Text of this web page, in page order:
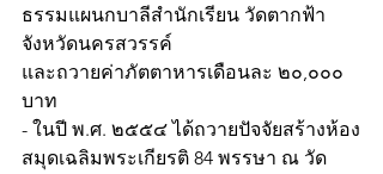
ธรรมแผนกบาลีสำนักเรียน วัดตากฟ้า
จังหวัดนครสวรรค์
และถวายค่าภัตตาหารเดือนละ ๒๐,๐๐๐
บาท
- ในปี พ.ศ. ๒๕๕๔ ได้ถวายปัจจัยสร้างห้อง
สมุดเฉลิมพระเกียรติ 84 พรรษา ณ วัด